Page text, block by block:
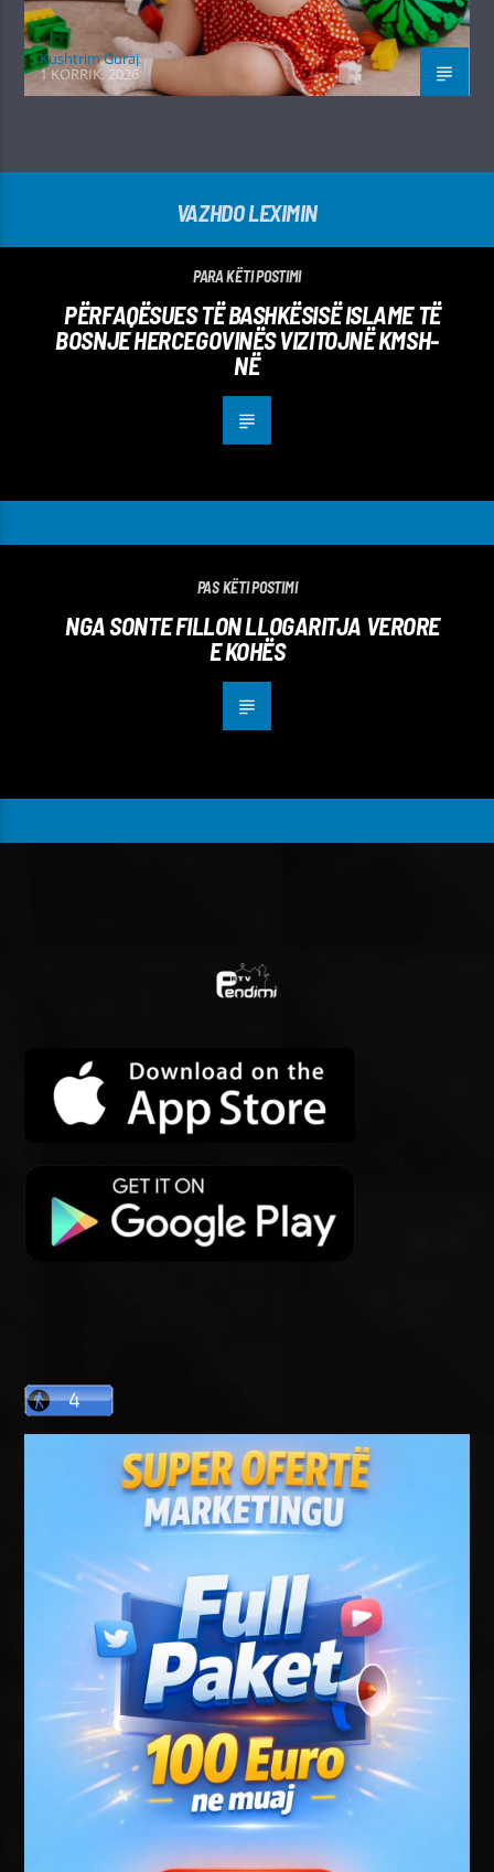
Kushtrim Guraj
1 KORRIK, 2026
VAZHDO LEXIMIN
PARA KËTI POSTIMI
PËRFAQËSUES TË BASHKËSISË ISLAME TË
BOSNJE HERCEGOVINËS VIZITOJNË KMSH-
NË
PAS KËTI POSTIMI
NGA SONTE FILLON LLOGARITJA VERORE
E KOHËS